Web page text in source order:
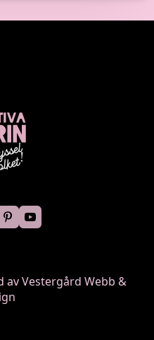
avVestergård Webb &